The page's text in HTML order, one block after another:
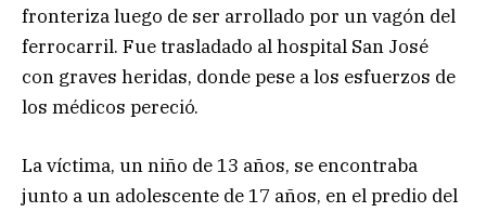
fronteriza luego de ser arrollado por un vagón del
ferrocarril. Fue trasladado al hospital San José
con graves heridas, donde pese a los esfuerzos de
los médicos pereció.
La víctima, un niño de 13 años, se encontraba
junto a un adolescente de 17 años, en el predio del